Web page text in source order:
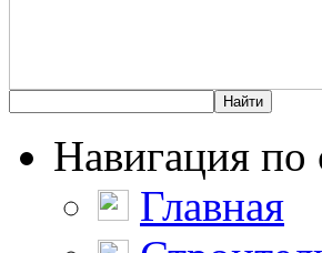
Навигация по
Главная